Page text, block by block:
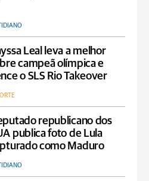
Leal leva a melhor
campeã olímpica e
o SLS Rio Takeover
republicano dos
publica foto de Lula
como Maduro